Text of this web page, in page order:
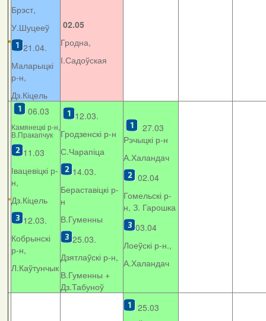
Брэст,
У.Шуцееў
21.04.
Маларыцкі
р-н,
Дз.Кіцель
02.05
Гродна,
І.Садоўская
06.03
Камянецкі р-н,
В.Пракапчук
11.03
Івацевіцкі р-
н,
Дз.Кіцель
12.03.
Кобрынскі
р-н,
Л.Каўтунчык
12.03.
Гродзенскі р-н
С.Чарапіца
14.03.
Бераставіцкі р-
н
В.Гуменны
25.03.
Дзятлаўскі р-н,
В.Гуменны +
Дз.Табуноў
27.03
Рэчыцкі р-н
А.Халандач
02.04
Гомельскі р-
н, З. Гарошка
03.04
Лоеўскі р-н.,
А.Халандач
25.03